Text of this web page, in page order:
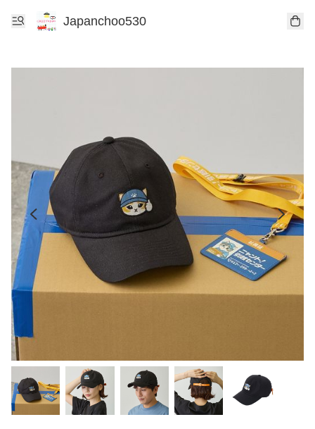
Japanchoo530